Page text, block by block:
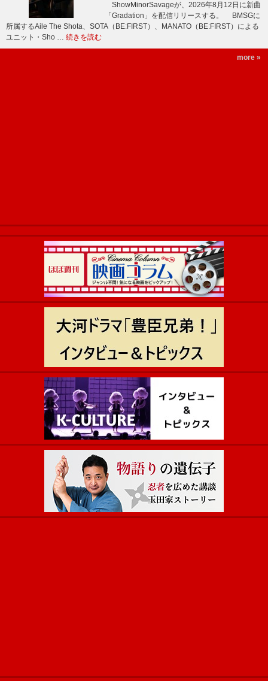
ShowMinorSavageが、2026年8月12日に新曲
「Gradation」を配信リリースする。 BMSGに
所属するAile The Shota、SOTA（BE:FIRST）、MANATO（BE:FIRST）による
ユニット・Sho … 続きを読む
more »